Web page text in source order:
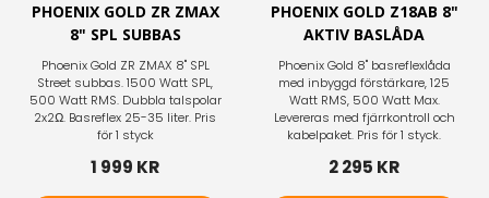
PHOENIX GOLD ZR ZMAX
8" SPL SUBBAS
Phoenix Gold ZR ZMAX 8" SPL
Street subbas. 1500 Watt SPL,
500 Watt RMS. Dubbla talspolar
2x2Ω. Basreflex 25-35 liter. Pris
för 1 styck
1 999 KR
PHOENIX GOLD Z18AB 8"
AKTIV BASLÅDA
Phoenix Gold 8" basreflexlåda
med inbyggd förstärkare, 125
Watt RMS, 500 Watt Max.
Levereras med fjärrkontroll och
kabelpaket. Pris för 1 styck.
2 295 KR